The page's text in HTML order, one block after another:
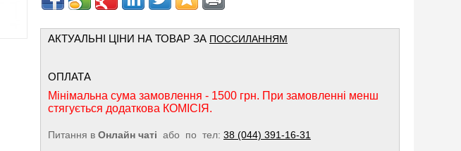
АКТУАЛЬНІ ЦІНИ НА ТОВАР ЗА ПОССИЛАННЯМ
ОПЛАТА
Мінімальна сума замовлення - 1500 грн. При замовленні менш
стягується додаткова КОМІСІЯ.
Питання в Онлайн чаті або по тел: 38 (044) 391-16-31